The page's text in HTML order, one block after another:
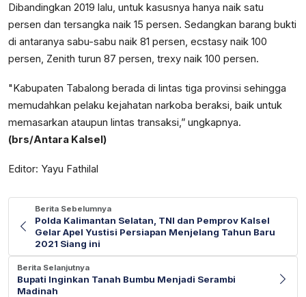
Dibandingkan 2019 lalu, untuk kasusnya hanya naik satu
persen dan tersangka naik 15 persen. Sedangkan barang bukti
di antaranya sabu-sabu naik 81 persen, ecstasy naik 100
persen, Zenith turun 87 persen, trexy naik 100 persen.
"Kabupaten Tabalong berada di lintas tiga provinsi sehingga
memudahkan pelaku kejahatan narkoba beraksi, baik untuk
memasarkan ataupun lintas transaksi,” ungkapnya.
(brs/Antara Kalsel)
Editor: Yayu Fathilal
Berita Sebelumnya
Polda Kalimantan Selatan, TNI dan Pemprov Kalsel
Gelar Apel Yustisi Persiapan Menjelang Tahun Baru
2021 Siang ini
Berita Selanjutnya
Bupati Inginkan Tanah Bumbu Menjadi Serambi
Madinah